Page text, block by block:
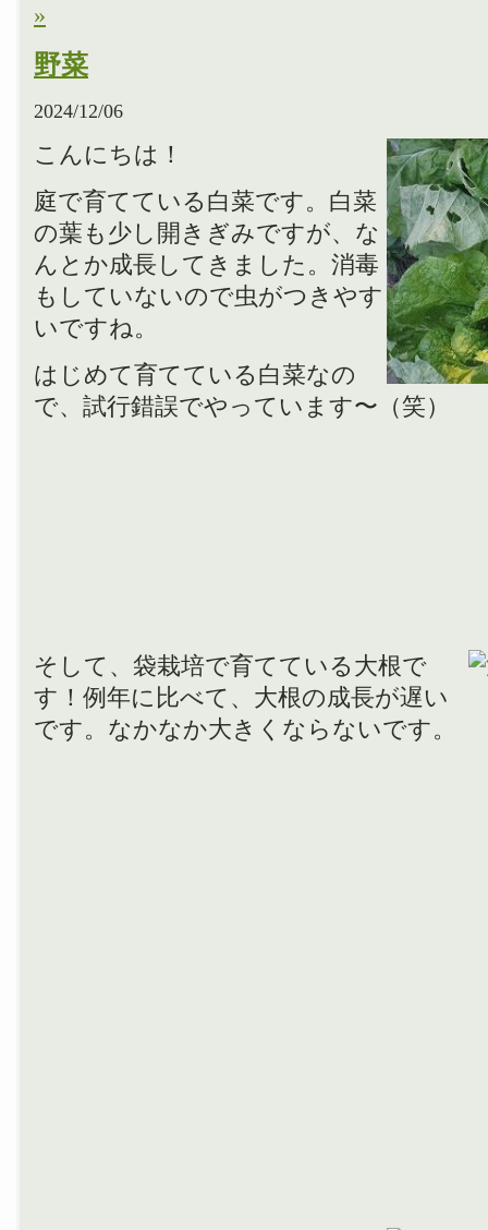
»
野菜
2024/12/06
こんにちは！
庭で育てている白菜です。白菜
の葉も少し開きぎみですが、な
んとか成長してきました。消毒
もしていないので虫がつきやす
いですね。
はじめて育てている白菜なの
で、試行錯誤でやっています〜（笑）
そして、袋栽培で育てている大根で
す！例年に比べて、大根の成長が遅い
です。なかなか大きくならないです。